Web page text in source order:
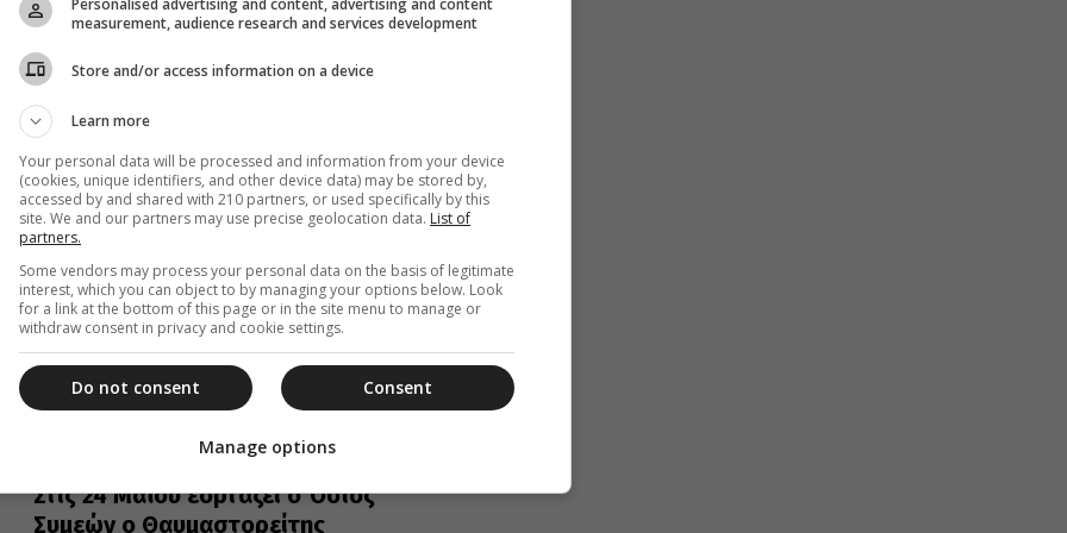
Ο όσιος Συμεών, έζησε την εποχή του αυτοκράτορα
Ιουστίνου. Καταγόταν από την Έδεσσα, αλλά γεννήθηκε
στην Αντιόχεια της Συρίας....
12 Οκτωβρίου 2022
Μεσσηνίας Χρυσόστομος: «
Φωτισμένος είναι αυτός, ο οποίος
αγαπά τους άλλους χωρίς όρια και
αποκλεισμούς»- Βίντεο
Με λαμπρότητα και την παρουσία πλειάδος Ιεραρχών
της Τρίτης (11/10) στον Ιερό...
Στις 24 Μαΐου εορτάζει ο Όσιος
Συμεών ο Θαυμαστορείτης
measurement, audience research and services development
Store and/or access information on a device
Learn more
Your personal data will be processed and information from your device
(cookies, unique identifiers, and other device data) may be stored by,
accessed by and shared with 210 partners, or used specifically by this
site. We and our partners may use precise geolocation data. List of
partners.
Some vendors may process your personal data on the basis of legitimate
interest, which you can object to by managing your options below. Look
for a link at the bottom of this page or in the site menu to manage or
withdraw consent in privacy and cookie settings.
Consent
Do not consent
Manage options